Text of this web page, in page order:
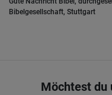
Bibelgesellschaft, Stuttgart
Möchtest du